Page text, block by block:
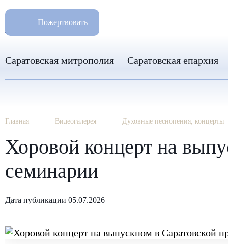
Пожертвовать
8 960 346 31 04
info-sar@mail.ru
Саратовская митрополия Саратовская епархия
Главная Видеогалерея Духовные песнопения, концерты
Хоровой концерт на
семинарии
Дата публикации 05.07.2026